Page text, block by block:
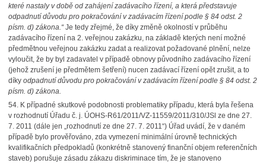
které nastaly v době od zahájení zadávacího řízení, a která představuje
odpadnutí důvodu pro pokračování v zadávacím řízení podle § 84 odst. 2
písm. d) zákona.“Je tedy zřejmé, že díky změně okolností v průběhu
zadávacího řízení na 2. veřejnou zakázku, na základě kterých není možné
předmětnou veřejnou zakázku zadat a realizovat požadované plnění, nelze
vyloučit, že by byl zadavatel v případě obnovy původního zadávacího řízení
(jehož zrušení je předmětem šetření) nucen zadávací řízení opět zrušit, a to
díky odpadnutí důvodu pro pokračování v zadávacím řízení podle § 84 odst. 2
písm. d) zákona.
54. K případné skutkové podobnosti problematiky případu, která byla řešena
v rozhodnutí Úřadu č. j. ÚOHS-R61/2011/VZ-11559/2011/310/JSl ze dne 27.
7. 2011 (dále jen „rozhodnutí ze dne 27. 7. 2011“) Úřad uvádí, že v daném
případě bylo prověřováno, zda vymezení minimální úrovně technických
kvalifikačních předpokladů (konkrétně stanovený finanční objem referenčních
staveb) porušuje zásadu zákazu diskriminace tím, že je stanoveno